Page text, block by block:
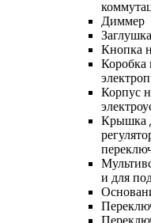
Диммер
Кнопка
Коробка
Корпус
Крышка
и для